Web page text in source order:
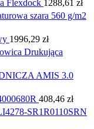
Flexdock 1288,61 zł
szara 560 g/m2
1996,29 zł
Drukująca
AMIS 3.0
408,46 zł
SR1R0110SRN